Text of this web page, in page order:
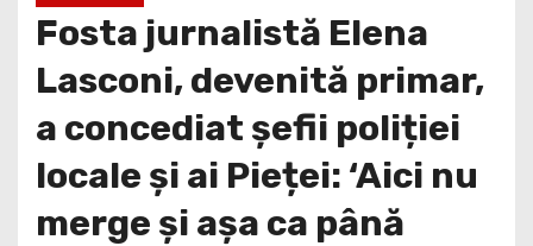
Fosta jurnalistă Elena
Lasconi, devenită primar,
a concediat șefii poliției
locale și ai Pieței: ‘Aici nu
merge și așa ca până